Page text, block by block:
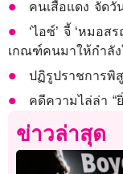
คนเสื้อแดง จัดวั
‘ไอซ์’ จี้ ‘หมอ
เกณฑ์คนมาให้กำลัง
ปฏิรูปราชการพิ
คดีความไล่ล่า “
ข่าวล่าสุด